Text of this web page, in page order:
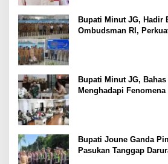
Bupati Minut JG, Hadir
Ombudsman RI,
Bupati Minut JG,
Menghadapi
Bupati Joune Ganda
Pasukan Tanggap